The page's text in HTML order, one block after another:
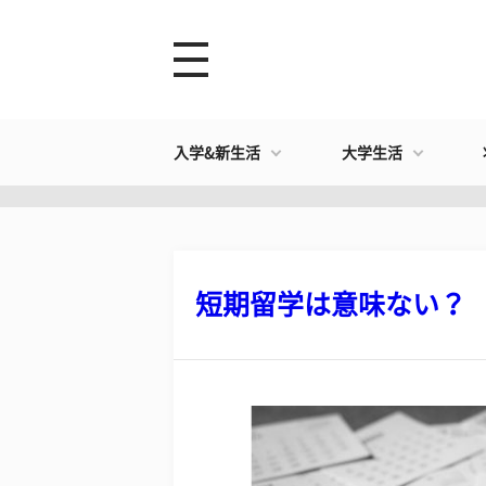
入学&新生活 大学生活
短期留学は意味ない